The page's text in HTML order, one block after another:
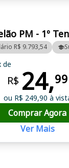
PM - 1º
R$ 9.793,54
de
R$ 24,99
ou R$ 249,90 à
Comprar Agora
Ver Mais